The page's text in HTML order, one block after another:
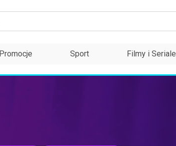
Promocje Sport Filmy i Seriale